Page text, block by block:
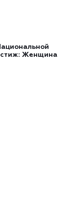
Женщина